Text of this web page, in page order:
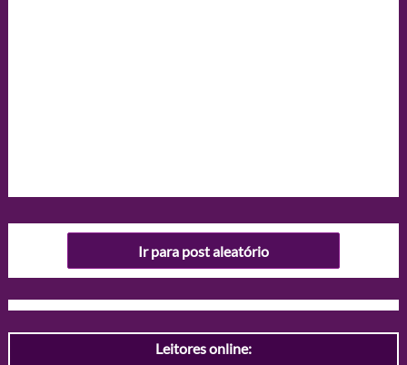
Ir para post aleatório
Leitores online: